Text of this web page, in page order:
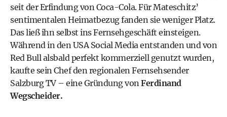
seit der Erfindung von Coca-Cola. Für Mateschitz’
sentimentalen Heimatbezug fanden sie weniger Platz.
Das ließ ihn selbst ins Fernsehgeschäft einsteigen.
Während in den USA Social Media entstanden und von
Red Bull alsbald perfekt kommerziell genutzt wurden,
kaufte sein Chef den regionalen Fernsehsender
Salzburg TV – eine Gründung vonFerdinand
Wegscheider.